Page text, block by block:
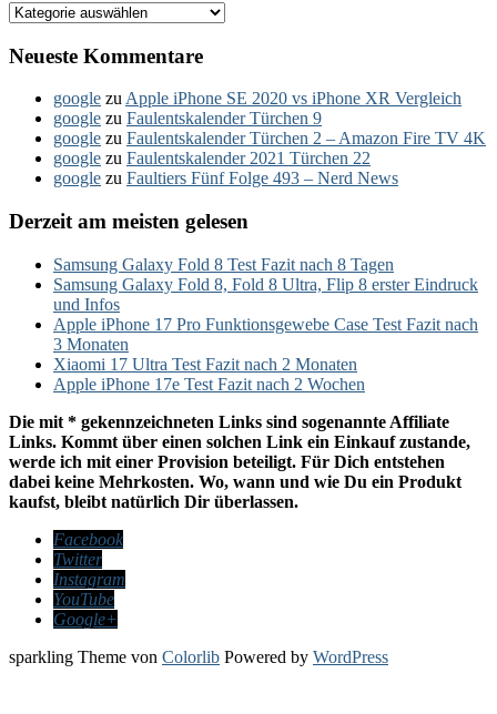
Kategorien
Neueste Kommentare
google zuApple iPhone SE 2020 vs iPhone XR Vergleich
google zu Faulentskalender Türchen 9
google zu Faulentskalender Türchen 2 – Amazon Fire TV 4K
google zu Faulentskalender 2021 Türchen 22
google zu Faultiers Fünf Folge 493 – Nerd News
Derzeit am meisten gelesen
Samsung Galaxy Fold 8 Test Fazit nach 8 Tagen
Samsung Galaxy Fold 8, Fold 8 Ultra, Flip 8 erster Eindruck
und Infos
Apple iPhone 17 Pro Funktionsgewebe Case Test Fazit nach
3 Monaten
Xiaomi 17 Ultra Test Fazit nach 2 Monaten
Apple iPhone 17e Test Fazit nach 2 Wochen
Die mit * gekennzeichneten Links sind sogenannte Affiliate
Links. Kommt über einen solchen Link ein Einkauf zustande,
werde ich mit einer Provision beteiligt. Für Dich entstehen
dabei keine Mehrkosten. Wo, wann und wie Du ein Produkt
kaufst, bleibt natürlich Dir überlassen.
Facebook
Twitter
Instagram
YouTube
Google+
sparkling Theme von Colorlib Powered by WordPress